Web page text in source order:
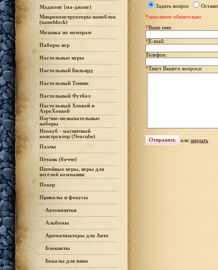
Маджонг (ма-джонг)
Микроконструкторы наноблок
(nanoblock)
Мозаика по номерам
Наборы игр
Настольные игры
Настольный Бильярд
Настольный Теннис
Настольный Футбол
Настольный Хоккей и
АэроХоккей
Научно-познавательные
наборы
Неокуб - магнитный
конструктор (Neocube)
Пазлы
Петанк (бочче)
Питейные игры, игры для
весёлой компании
Покер
Приколы и фокусы
Автовизитки
Альбомы
Ароматизаторы для Авто
Блокноты
Бокалы для вина
Задать вопрос
*заполните обязательно
*Ваше имя:
*E-mail:
Телефон:
*Текст Вашего вопроса:
или закрыть